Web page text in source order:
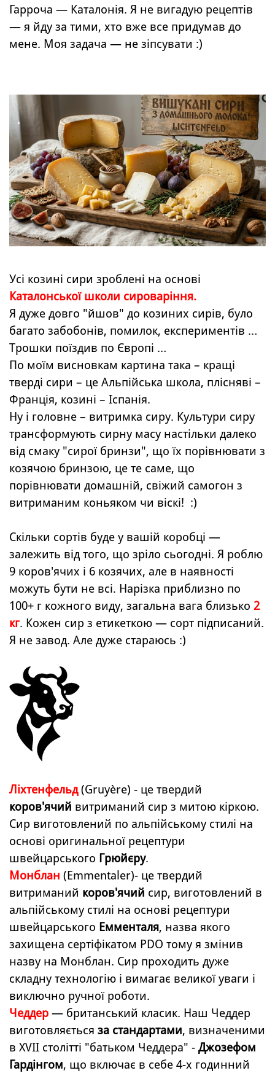
Гарроча — Каталонія. Я не вигадую рецептів
— я йду за тими, хто вже все придумав до
мене. Моя задача — не зіпсувати :)
Усі козині сири зроблені на основі
Каталонської школи сироваріння.
Я дуже довго "йшов" до козиних сирів, було
багато забобонів, помилок, експериментів …
Трошки поїздив по Європі …
По моїм висновкам картина така – кращі
тверді сири – це Альпійська школа, плісняві –
Франція, козині – Іспанія.
Ну і головне – витримка сиру. Культури сиру
трансформують сирну масу настільки далеко
від смаку "сирої бринзи", що їх порівнювати з
козячою бринзою, це те саме, що
порівнювати домашній, свіжий самогон з
витриманим коньяком чи віскі! :)
Скільки сортів буде у вашій коробці —
залежить від того, що зріло сьогодні. Я роблю
9 коров'ячих і 6 козячих, але в наявності
можуть бути не всі. Нарізка приблизно по
100+ г кожного виду, загальна вага близько 2
кг. Кожен сир з етикеткою — сорт підписаний.
Я не завод. Але дуже стараюсь :)
Ліхтенфельд (Gruyère) - це твердий
коров'ячий витриманий сир з митою кіркою.
Сир виготовлений по альпійському стилі на
основі оригинальної рецептури
швейцарського Грюйєру.
Монблан (Emmentaler)- це твердий
витриманий коров'ячий сир, виготовлений в
альпійському стилі на основі рецептури
швейцарського Емменталя, назва якого
захищена сертіфікатом PDO тому я змінив
назву на Монблан. Сир проходить дуже
складну технологію і вимагає великої уваги і
виключно ручної роботи.
Чеддер — британський класик. Наш Чеддер
виготовляється за стандартами, визначеними
в XVII столітті "батьком Чеддера" - Джозефом
Гардінгом, що включає в себе 4-х годинний